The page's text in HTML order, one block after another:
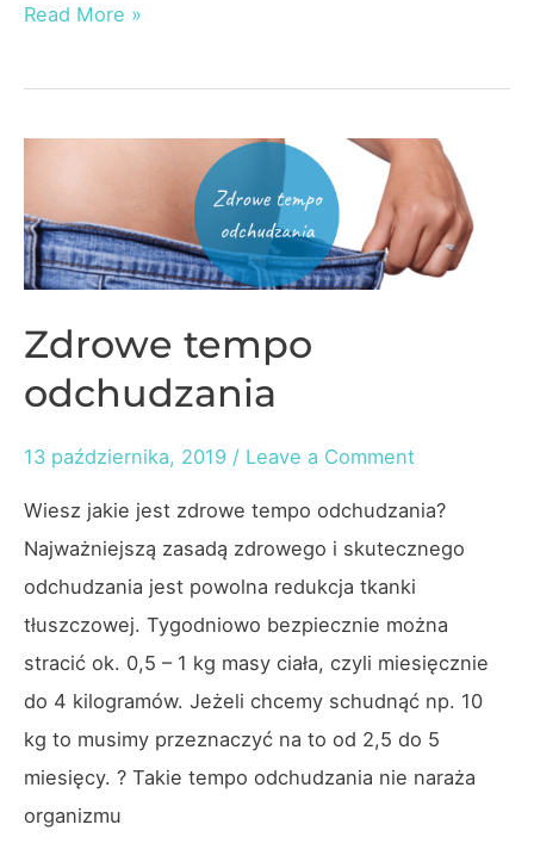
Ilość
w
ma
znaczenie?
Read More »
Zdrowe tempo
odchudzania
13 października, 2019 / Leave a Comment
Wiesz jakie jest zdrowe tempo odchudzania?
Najważniejszą zasadą zdrowego i skutecznego
odchudzania jest powolna redukcja tkanki
tłuszczowej. Tygodniowo bezpiecznie można
stracić ok. 0,5 – 1 kg masy ciała, czyli miesięcznie
do 4 kilogramów. Jeżeli chcemy schudnąć np. 10
kg to musimy przeznaczyć na to od 2,5 do 5
miesięcy. ? Takie tempo odchudzania nie naraża
organizmu